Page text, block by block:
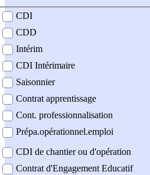
contrat
CDI
CDD
Intérim
CDI Intérimaire
Saisonnier
Contrat apprentissage
Cont. professionnalisation
Prépa.opérationnel.emploi
CDI de chantier ou d'opération
Contrat d'Engagement Educatif